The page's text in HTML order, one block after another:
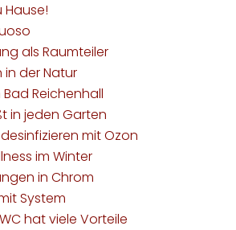
Hause!
als Raumteiler
in der Natur
Reichenhall
in jeden Garten
mit Ozon
im Winter
in Chrom
System
hat viele Vorteile